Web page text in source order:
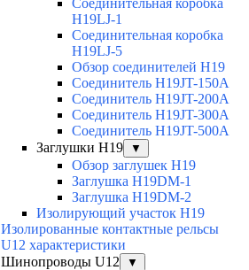
H19LJ-1
Соединительная коробка
H19LJ-5
Обзор соединителей H19
Соединитель H19JT-150A
Соединитель H19JT-200A
Соединитель H19JT-300A
Соединитель H19JT-500A
Заглушки H19
▼
Обзор заглушек H19
Заглушка H19DM-1
Заглушка H19DM-2
Изолирующий участок H19
Изолированные контактные рельсы
U12 характеристики
Шинопроводы U12
▼